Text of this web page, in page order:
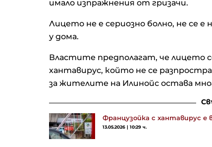
имало изпражнения от гризачи.
Лицето не е сериозно болно, не се е
у дома.
Властите предполагат, че лицето
хантавирус, който не се
за жителите на Илинойс остава
Французойка с хантавирус
13.05.2026 | 10:29 ч.